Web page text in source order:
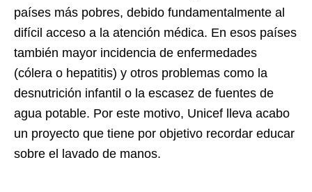
países más pobres, debido fundamentalmente al
difícil acceso a la atención médica. En esos países
también mayor incidencia de enfermedades
(cólera o hepatitis) y otros problemas como la
desnutrición infantil o la escasez de fuentes de
agua potable. Por este motivo, Unicef lleva acabo
un proyecto que tiene por objetivo recordar educar
sobre el lavado de manos.